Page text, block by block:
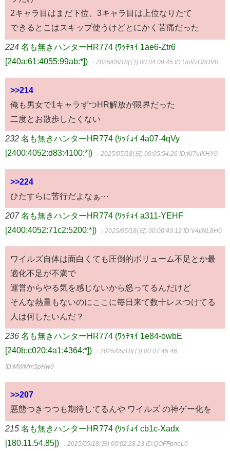
2キャラ目はまだ下位、3キャラ目は上位なりたて
できるとこはスキップ使うけどとにかく苦痛だった
224 名も無きハンターHR774 (ﾜｯﾁｮｲ 1ae6-Ztr6
[240a:61:4055:99ab:*])
：2025/05/18(日) 00:04:09.45 ID:UuVzG8DV0
>>214
俺も男女で1キャラずつHR解放が限界だった
二度とお散歩したくない
232 名も無きハンターHR774 (ﾜｯﾁｮｲ 4a07-4qVy
[2400:4052:d83:4100:*])
：2025/05/18(日) 00:05:54.26 ID:Ki7uIKHY0
>>224
ひたすらに苦行だよなぁ⋯
207 名も無きハンターHR774 (ﾜｯﾁｮｲ a311-YEHF
[2400:4052:71c2:5200:*])
：2025/05/18(日) 00:00:49.12 ID:V4IiNL8H0
ワイルズ自体は面白くても圧倒的ボリューム不足とか最
適化不足が不満で
運営からやる気を感じないから怒ってるんだけど
そんな熱量もないのにここに毎日来て数十レスつけてる
人は何したいんだ？
236 名も無きハンターHR774 (ﾜｯﾁｮｲ 1e84-owbE
[240b:c020:4a1:4364:*])
：2025/05/18(日) 00:07:45.46
ID:MWMm5pHw0
>>207
悪態つきつつも期待してるんや ワイルズ の神ゲー化を
215 名も無きハンターHR774 (ﾜｯﾁｮｲ cb1c-Xadx
[180.11.54.85])
：2025/05/18(日) 00:02:28.13 ID:QOFFpnoL0